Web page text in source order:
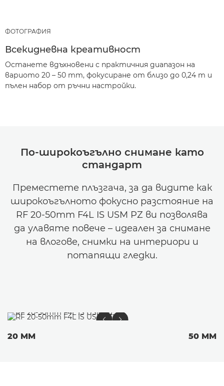
ФОТОГРАФИЯ
Всекидневна креативност
Останете вдъхновени с практичния диапазон на
вариото 20 – 50 mm, фокусиране от близо до 0,24 m и
пълен набор от ръчни настройки.
По-широкоъгълно снимане като
стандарт
Преместете плъзгача, за да видите как
широкоъгълното фокусно разстояние на
RF 20-50mm F4L IS USM PZ ви позволява
да улавяте повече – идеален за снимане
на влогове, снимки на интериори и
потапящи гледки.
20 MM 50 MM